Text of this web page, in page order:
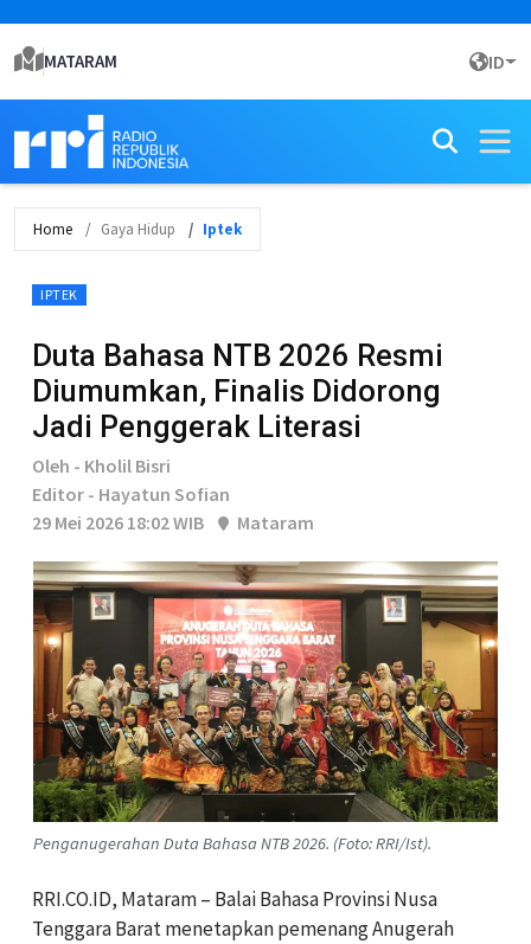
MATARAM ID
Home Gaya Hidup Iptek
IPTEK
Duta Bahasa NTB 2026 Resmi
Diumumkan, Finalis Didorong
Jadi Penggerak Literasi
Oleh - Kholil Bisri
Editor - Hayatun Sofian
29 Mei 2026 18:02 WIB
Mataram
Penganugerahan Duta Bahasa NTB 2026. (Foto: RRI/Ist).
RRI.CO.ID, Mataram – Balai Bahasa Provinsi Nusa
Tenggara Barat menetapkan pemenang Anugerah